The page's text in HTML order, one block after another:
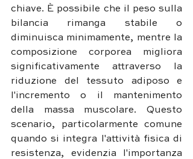
chiave. È possibile che il peso sulla
bilancia rimanga stabile o
diminuisca minimamente, mentre la
composizione corporea migliora
significativamente attraverso la
riduzione del tessuto adiposo e
l'incremento o il mantenimento
della massa muscolare. Questo
scenario, particolarmente comune
quando si integra l'attività fisica di
resistenza, evidenzia l'importanza